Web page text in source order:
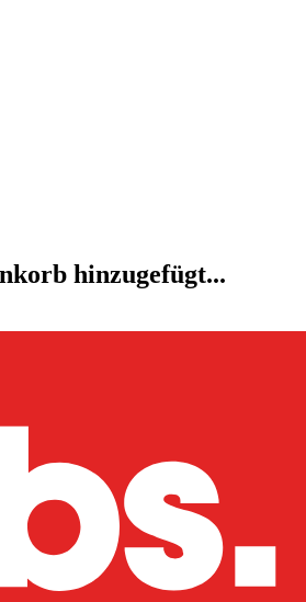
hinzugefügt...